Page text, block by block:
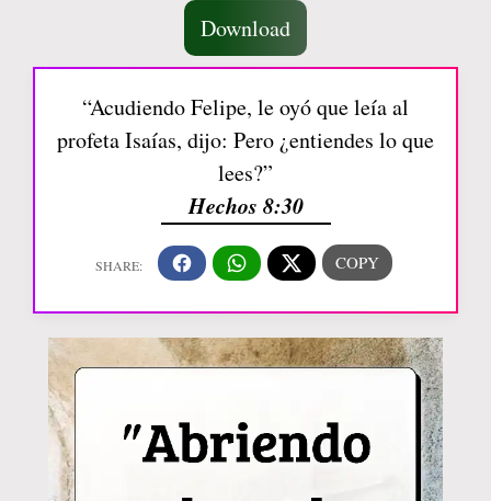
Download
“Acudiendo Felipe, le oyó que leía al
profeta Isaías, dijo: Pero ¿entiendes lo que
lees?”
Hechos 8:30